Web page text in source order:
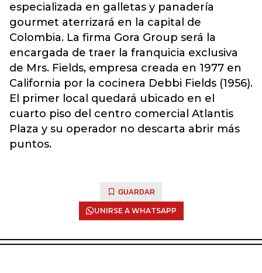
especializada en galletas y panadería
gourmet aterrizará en la capital de
Colombia. La firma Gora Group será la
encargada de traer la franquicia exclusiva
de Mrs. Fields, empresa creada en 1977 en
California por la cocinera Debbi Fields (1956).
El primer local quedará ubicado en el
cuarto piso del centro comercial Atlantis
Plaza y su operador no descarta abrir más
puntos.
GUARDAR
UNIRSE A WHATSAPP